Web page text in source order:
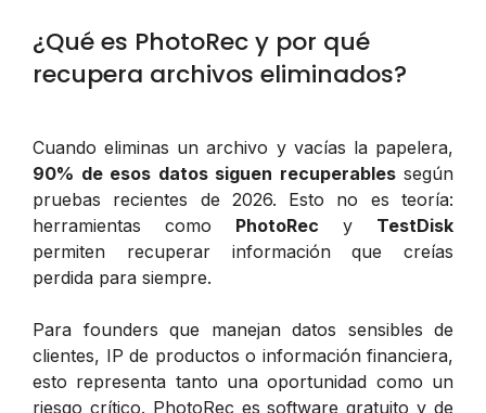
¿Qué es PhotoRec y por qué
recupera archivos eliminados?
Cuando eliminas un archivo y vacías la papelera,
90% de esos datos siguen recuperablessegún
pruebas recientes de 2026. Esto no es teoría:
herramientas como PhotoRec y TestDisk
permiten recuperar información que creías
perdida para siempre.
Para founders que manejan datos sensibles de
clientes, IP de productos o información financiera,
esto representa tanto una oportunidad como un
riesgo crítico. PhotoRec es software gratuito y de